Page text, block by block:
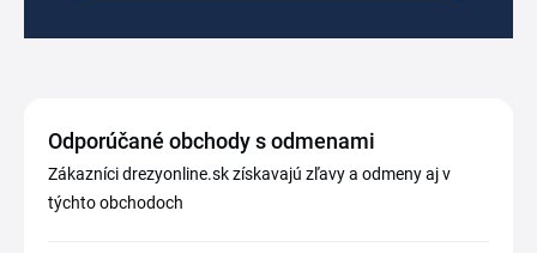
Odporúčané obchody s odmenami
Zákazníci drezyonline.sk získavajú zľavy a odmeny aj v
týchto obchodoch